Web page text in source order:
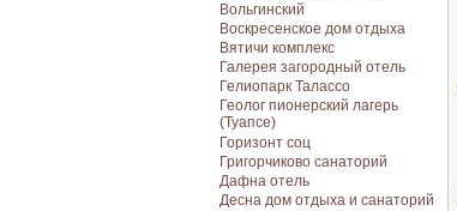
Вольгинский
Воскресенское дом отдыха
Вятичи комплекс
Галерея загородный отель
Гелиопарк Талассо
Геолог пионерский лагерь
(Туапсе)
Горизонт соц
Григорчиково санаторий
Дафна отель
Десна дом отдыха и санаторий